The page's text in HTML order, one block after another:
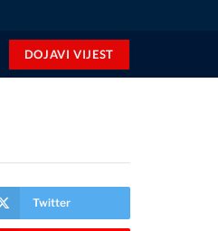
DOJAVI VIJEST
Twitter